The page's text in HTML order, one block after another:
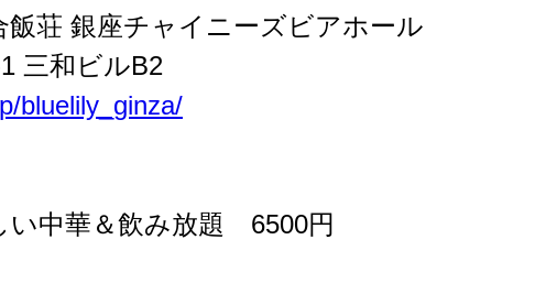
荘 銀座チャイニーズビアホール
三和ビルB2
bluelily_ginza/
い中華＆飲み放題 6500円